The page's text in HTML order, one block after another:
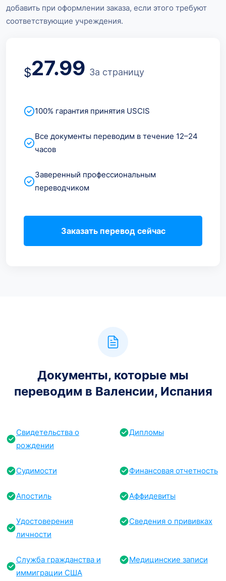
добавить при оформлении заказа, если этого требуют
соответствующие учреждения.
$27.99 За страницу
100% гарантия принятия USCIS
Все документы переводим в течение 12–24
часов
Заверенный профессиональным
переводчиком
Заказать перевод сейчас
Документы, которые мы
переводим в Валенсии, Испания
Свидетельства о
рождении
Дипломы
Судимости Финансовая отчетность
Апостиль Аффидевиты
Удостоверения
личности
Сведения о прививках
Служба гражданства и
иммиграции США
Медицинские записи